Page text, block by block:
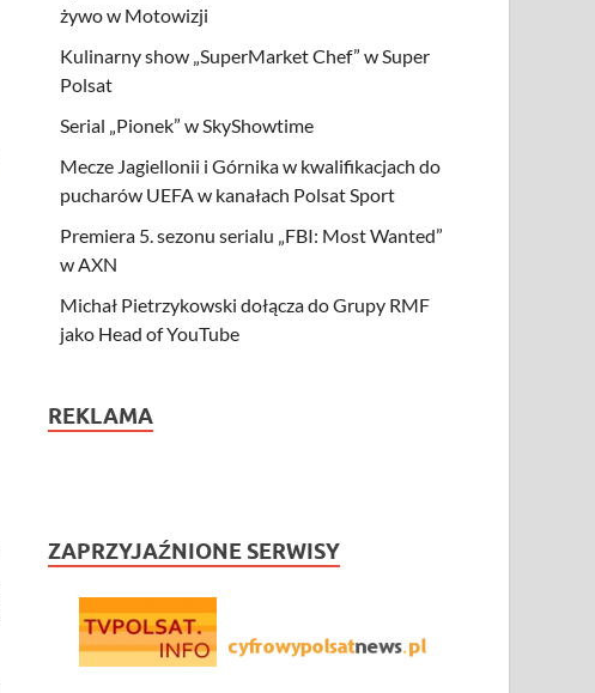
żywo w Motowizji
Kulinarny show „SuperMarket Chef” w Super
Polsat
Serial „Pionek” w SkyShowtime
Mecze Jagiellonii i Górnika w kwalifikacjach do
pucharów UEFA w kanałach Polsat Sport
Premiera 5. sezonu serialu „FBI: Most Wanted”
w AXN
Michał Pietrzykowski dołącza do Grupy RMF
jako Head of YouTube
REKLAMA
ZAPRZYJAŹNIONE SERWISY